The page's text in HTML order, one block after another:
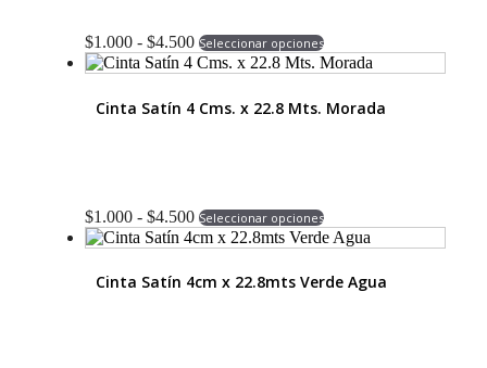
en
la
de
$1.000 - $4.500
Rango
de
precios:
$1.000
Seleccionar opcionesproducto
tiene
variantes.
en
la
de
Cinta Satín 4 Cms. x 22.8 Mts. Morada
$1.000 - $4.500
Rango
de
precios:
$1.000
Seleccionar opcionesproducto
tiene
variantes.
Cinta Satín 4cm x 22.8mts Verde Agua